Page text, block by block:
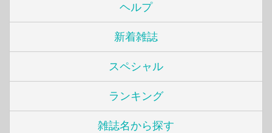
ヘルプ
新着雑誌
スペシャル
ランキング
雑誌名から探す